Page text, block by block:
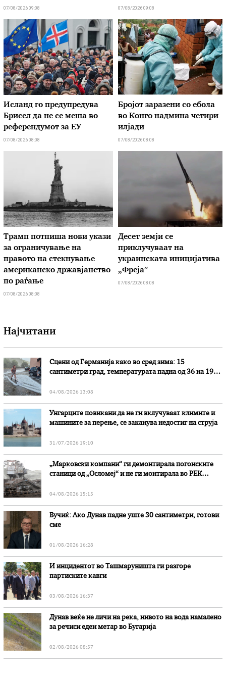
07/08/2026 09:08 07/08/2026 09:08
Исланд го предупредува
Брисел да не се меша во
референдумот за ЕУ
07/08/2026 08:08
Бројот заразени со ебола
во Конго надмина четири
илјади
07/08/2026 08:08
Трамп потпиша нови укази
за ограничување на
правото на стекнување
американско државјанство
по раѓање
07/08/2026 08:08
Десет земји се
приклучуваат на
украинската иницијатива
„Фреја“
07/08/2026 08:08
Најчитани
Сцени од Германија како во сред зима: 15
сантиметри град, температурата падна од 36 на 19
04/08/2026 13:08
Унгарците повикани да не ги вклучуваат климите и
машините за перење, се заканува недостиг на струја
31/07/2026 19:10
„Марковски компани“ ги демонтирала погонските
станици од „Осломеј“ и не ги монтирала во РЕК
04/08/2026 15:15
Вучиќ: Ако Дунав падне уште 30 сантиметри, готови
сме
01/08/2026 16:28
И инцидентот во Ташмаруништa ги разгоре
партиските кавги
03/08/2026 16:37
Дунав веќе не личи на река, нивото на вода намалено
за речиси еден метар во Бугарија
02/08/2026 08:57